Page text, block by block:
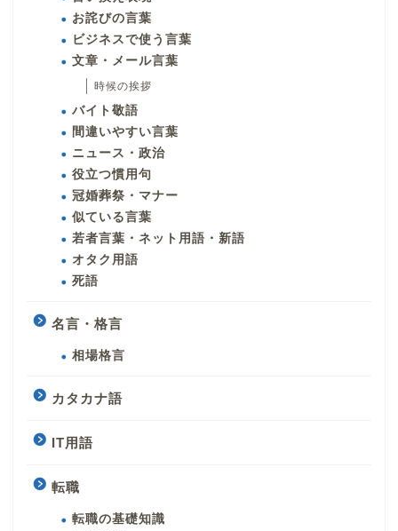
お詫びの言葉
ビジネスで使う言葉
文章・メール言葉
時候の挨拶
バイト敬語
間違いやすい言葉
ニュース・政治
役立つ慣用句
冠婚葬祭・マナー
似ている言葉
若者言葉・ネット用語・新語
オタク用語
死語
名言・格言
相場格言
カタカナ語
IT用語
転職
転職の基礎知識